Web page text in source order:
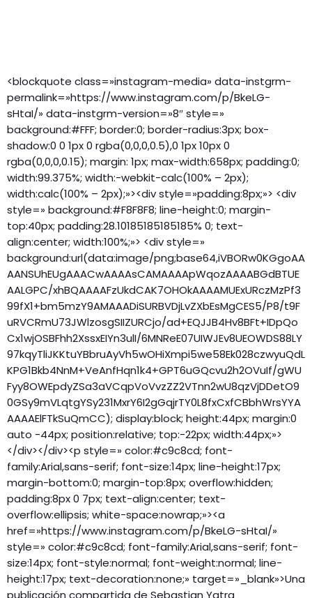
<blockquote class=»instagram-media» data-instgrm-
permalink=»https://www.instagram.com/p/BkeLG-
sHtaI/» data-instgrm-version=»8″ style=»
background:#FFF; border:0; border-radius:3px; box-
shadow:0 0 1px 0 rgba(0,0,0,0.5),0 1px 10px 0
rgba(0,0,0,0.15); margin: 1px; max-width:658px; padding:0;
width:99.375%; width:-webkit-calc(100% – 2px);
width:calc(100% – 2px);»><div style=»padding:8px;»> <div
style=» background:#F8F8F8; line-height:0; margin-
top:40px; padding:28.10185185185185% 0; text-
align:center; width:100%;»> <div style=»
background:url(data:image/png;base64,iVBORw0KGgoAA
AANSUhEUgAAACwAAAAsCAMAAAApWqozAAAABGdBTUE
AALGPC/xhBQAAAAFzUkdCAK7OHOkAAAAMUExURczMzPf3
99fX1+bm5mzY9AMAAADiSURBVDjLvZXbEsMgCES5/P8/t9F
uRVCRmU73JWlzosgSIIZURCjo/ad+EQJJB4Hv8BFt+IDpQo
Cx1wjOSBFhh2XssxEIYn3ulI/6MNReE07UIWJEv8UEOWDS88LY
97kqyTliJKKtuYBbruAyVh5wOHiXmpi5we58Ek028czwyuQdL
KPG1Bkb4NnM+VeAnfHqn1k4+GPT6uGQcvu2h2OVuIf/gWU
Fyy8OWEpdyZSa3aVCqpVoVvzZZ2VTnn2wU8qzVjDDetO9
0GSy9mVLqtgYSy231MxrY6I2gGqjrTY0L8fxCxfCBbhWrsYYA
AAAAElFTkSuQmCC); display:block; height:44px; margin:0
auto -44px; position:relative; top:-22px; width:44px;»>
</div></div><p style=» color:#c9c8cd; font-
family:Arial,sans-serif; font-size:14px; line-height:17px;
margin-bottom:0; margin-top:8px; overflow:hidden;
padding:8px 0 7px; text-align:center; text-
overflow:ellipsis; white-space:nowrap;»><a
href=»https://www.instagram.com/p/BkeLG-sHtaI/»
style=» color:#c9c8cd; font-family:Arial,sans-serif; font-
size:14px; font-style:normal; font-weight:normal; line-
height:17px; text-decoration:none;» target=»_blank»>Una
publicación compartida de Sebastian Yatra